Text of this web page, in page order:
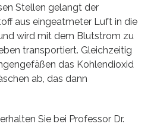
Stellen gelangt der
aus eingeatmeter Luft in die
wird mit dem Blutstrom zu
transportiert. Gleichzeitig
das Kohlendioxid
ab, das dann
Sie bei Professor Dr.